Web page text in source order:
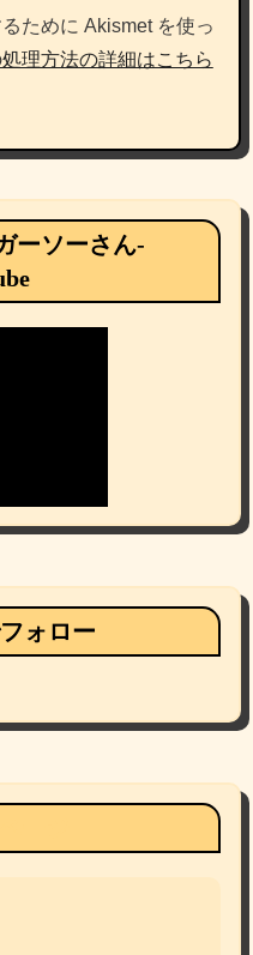
ために Akismet を使っ
理方法の詳細はこちら
ーソーさん-
ォロー